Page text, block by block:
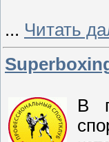
... Читать
В